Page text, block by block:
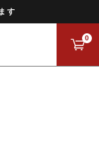
す
0